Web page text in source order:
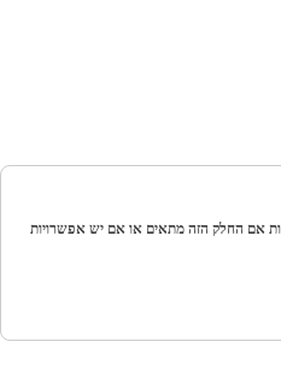
החלק הזה מתאים או אם יש אפשרויות